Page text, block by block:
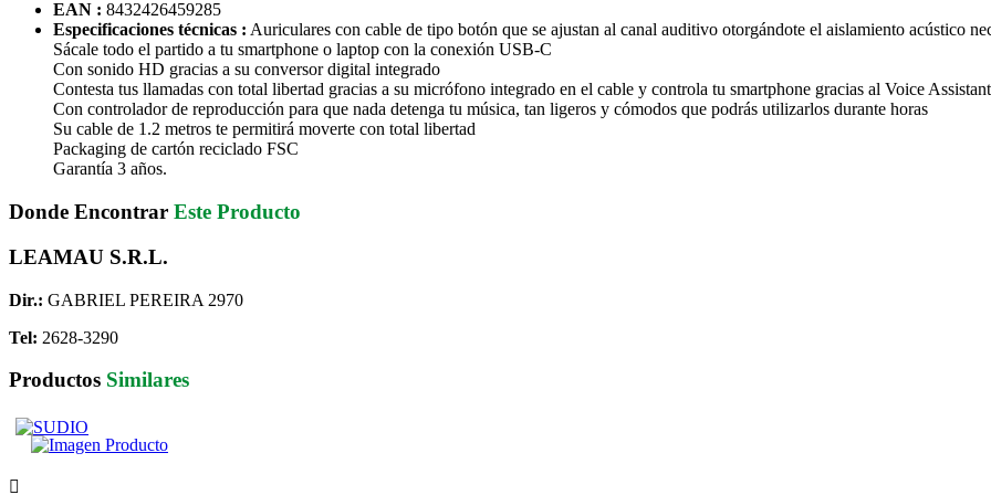
EAN : 8432426459285
Especificaciones técnicas : Auriculares con cable de tipo botón que se ajustan al canal auditivo otorgándote el aislamiento acústico
Sácale todo el partido a tu smartphone o laptop con la conexión USB-C
Con sonido HD gracias a su conversor digital integrado
Contesta tus llamadas con total libertad gracias a su micrófono integrado en el cable y controla tu smartphone gracias al Voice Assistant
Con controlador de reproducción para que nada detenga tu música, tan ligeros y cómodos que podrás utilizarlos durante horas
Su cable de 1.2 metros te permitirá moverte con total libertad
Packaging de cartón reciclado FSC
Garantía 3 años.
Donde Encontrar Este Producto
LEAMAU S.R.L.
Dir.: GABRIEL PEREIRA 2970
Tel: 2628-3290
Productos Similares